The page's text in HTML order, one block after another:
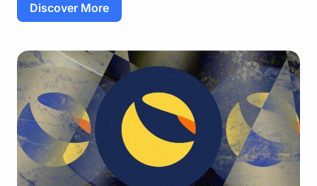
Discover More